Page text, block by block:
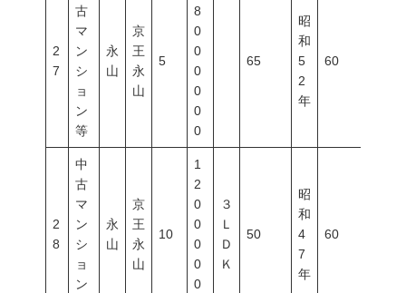
2
7
古
マ
ン
シ
ョ
ン
等
永
山
京
王
永
山
5
8
0
0
0
0
0
0
65
昭
和
5
2
年
60
2
8
中
古
マ
ン
シ
ョ
ン
永
山
京
王
永
山
10
1
2
0
0
0
0
0
３
Ｌ
Ｄ
Ｋ
50
昭
和
4
7
年
60